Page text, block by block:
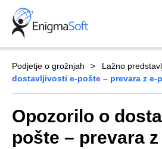
Skip
content
Podjetje o grožnjah Lažno
dostavljivosti e-pošte – prevara z e-
Opozorilo o
pošte – prevara